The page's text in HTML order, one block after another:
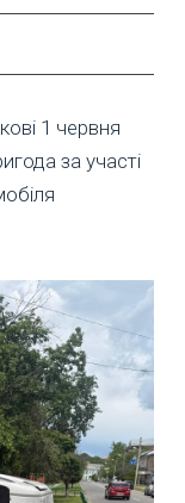
1 червня
за участі